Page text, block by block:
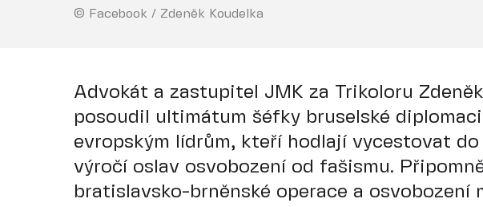
© Facebook / Zdeněk Koudelka
Advokát a zastupitel JMK za Trikoloru
posoudil ultimátum šéfky bruselské
evropským lídrům, kteří hodlají vycestovat do
výročí oslav osvobození od fašismu.
bratislavsko-brněnské operace a osvobození